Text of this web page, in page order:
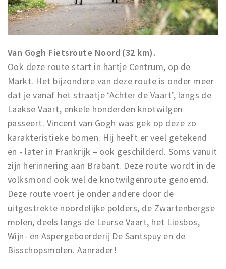
Van Gogh Fietsroute Noord (32 km).
Ook deze route start in hartje Centrum, op de
Markt. Het bijzondere van deze route is onder meer
dat je vanaf het straatje ‘Achter de Vaart’, langs de
Laakse Vaart, enkele honderden knotwilgen
passeert. Vincent van Gogh was gek op deze zo
karakteristieke bomen. Hij heeft er veel getekend
en - later in Frankrijk – ook geschilderd. Soms vanuit
zijn herinnering aan Brabant. Deze route wordt in de
volksmond ook wel de knotwilgenroute genoemd.
Deze route voert je onder andere door de
uitgestrekte noordelijke polders, de Zwartenbergse
molen, deels langs de Leurse Vaart, het Liesbos,
Wijn- en Aspergeboerderij De Santspuy en de
Bisschopsmolen. Aanrader!